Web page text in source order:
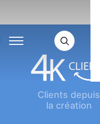
Clients depuis
la création